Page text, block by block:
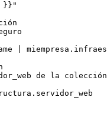
}}"
|
de la colección